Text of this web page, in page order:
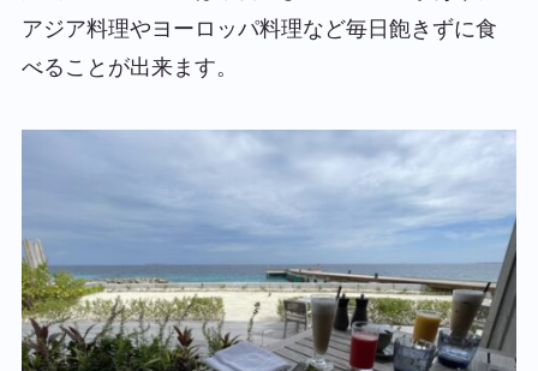
アジア料理やヨーロッパ料理など毎日飽きずに食
べることが出来ます。